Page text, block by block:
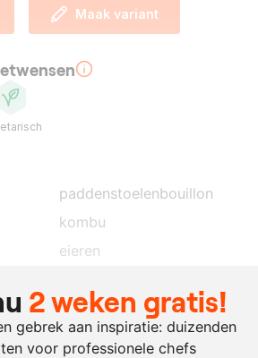
Maak variant
paddenstoelenbouillon
kombu
eieren
miso
paddenstoelengarum
2 weken gratis!
gebrek aan inspiratie: duizenden
voor professionele chefs